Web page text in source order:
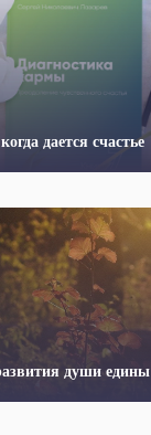
дается счастье
души едины